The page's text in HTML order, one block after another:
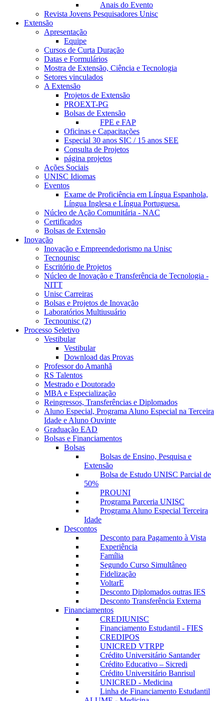
Anais do Evento
Revista Jovens Pesquisadores Unisc
Extensão
Apresentação
Equipe
Cursos de Curta Duração
Datas e Formulários
Mostra de Extensão, Ciência e Tecnologia
Setores vinculados
A Extensão
Projetos de Extensão
PROEXT-PG
Bolsas de Extensão
FPE e FAP
Oficinas e Capacitações
Especial 30 anos SIC / 15 anos SEE
Consulta de Projetos
página projetos
Ações Sociais
UNISC Idiomas
Eventos
Exame de Proficiência em Língua Espanhola,
Língua Inglesa e Língua Portuguesa.
Núcleo de Ação Comunitária - NAC
Certificados
Bolsas de Extensão
Inovação
Inovação e Empreendedorismo na Unisc
Tecnounisc
Escritório de Projetos
Núcleo de Inovação e Transferência de Tecnologia -
NITT
Unisc Carreiras
Bolsas e Projetos de Inovação
Laboratórios Multiusuário
Tecnounisc (2)
Processo Seletivo
Vestibular
Vestibular
Download das Provas
Professor do Amanhã
RS Talentos
Mestrado e Doutorado
MBA e Especialização
Reingressos, Transferências e Diplomados
Aluno Especial, Programa Aluno Especial na Terceira
Idade e Aluno Ouvinte
Graduação EAD
Bolsas e Financiamentos
Bolsas
Bolsas de Ensino, Pesquisa e
Extensão
Bolsa de Estudo UNISC Parcial de
50%
PROUNI
Programa Parceria UNISC
Programa Aluno Especial Terceira
Idade
Descontos
Desconto para Pagamento à Vista
Experiência
Família
Segundo Curso Simultâneo
Fidelização
VoltarE
Desconto Diplomados outras IES
Desconto Transferência Externa
Financiamentos
CREDIUNISC
Financiamento Estudantil - FIES
CREDIPOS
UNICRED VTRPP
Crédito Universitário Santander
Crédito Educativo – Sicredi
Crédito Universitário Banrisul
UNICRED - Medicina
Linha de Financiamento Estudantil